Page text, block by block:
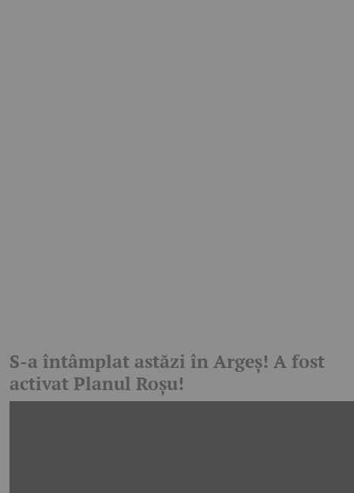
S-a întâmplat astăzi în Argeș! A fost
activat Planul Roșu!